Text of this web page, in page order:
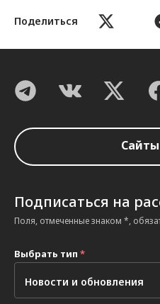
Поделиться
Подписаться на
Поля, отмеченные знаком *,
Выбрать тип *